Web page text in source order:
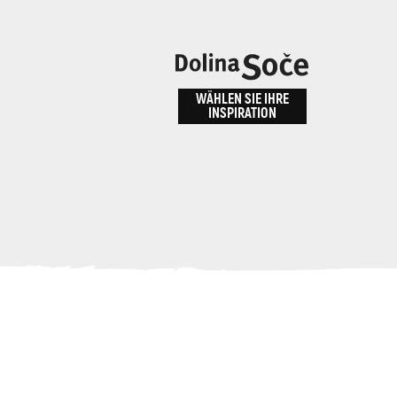
WÄHLEN SIE IHRE
INSPIRATION